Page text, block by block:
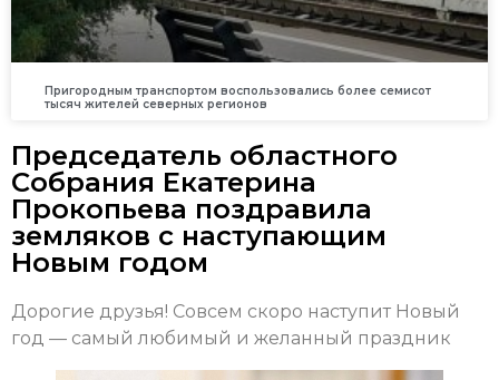
Пригородным транспортом воспользовались более семисот
тысяч жителей северных регионов
Председатель областного
Собрания Екатерина
Прокопьева поздравила
земляков с наступающим
Новым годом
Дорогие друзья! Совсем скоро наступит Новый
год — самый любимый и желанный праздник